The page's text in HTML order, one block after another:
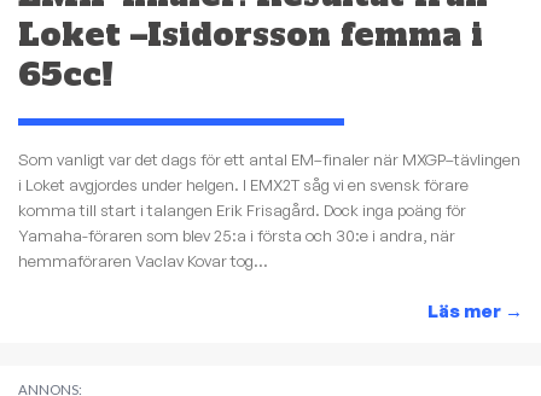
Loket –Isidorsson femma i
65cc!
Som vanligt var det dags för ett antal EM–finaler när MXGP–tävlingen
i Loket avgjordes under helgen. I EMX2T såg vi en svensk förare
komma till start i talangen Erik Frisagård. Dock inga poäng för
Yamaha-föraren som blev 25:a i första och 30:e i andra, när
hemmaföraren Vaclav Kovar tog...
Läs mer →
ANNONS: